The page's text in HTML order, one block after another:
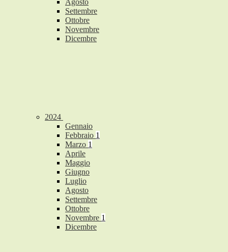
Agosto
Settembre
Ottobre
Novembre
Dicembre
2024
Gennaio
Febbraio 1
Marzo 1
Aprile
Maggio
Giugno
Luglio
Agosto
Settembre
Ottobre
Novembre 1
Dicembre